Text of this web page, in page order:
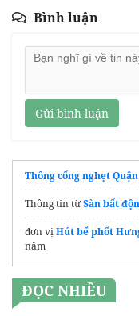
Bình luận
Gửi bình luận
Thông cống nghẹt
Thông tin từSàn bất
đơn vịHút bể phốt
năm
ĐỌC NHIỀU